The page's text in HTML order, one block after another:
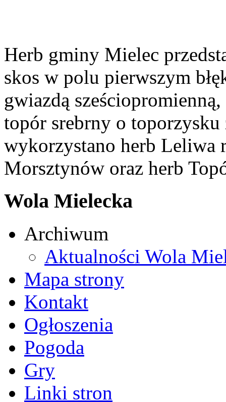
Herb gminy Mielec
skos w polu pierwszym
gwiazdą
topór srebrny o
wykorzystano herb Leliwa
Morsztynów oraz herb
Wola Mielecka
Archiwum
Aktualności Wola
Mapa strony
Kontakt
Ogłoszenia
Pogoda
Gry
Linki stron